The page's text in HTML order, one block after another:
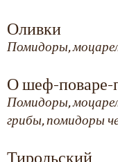
Оливки
Помидоры,
О шеф-поваре-
Помидоры,
грибы, помидоры
Тирольский